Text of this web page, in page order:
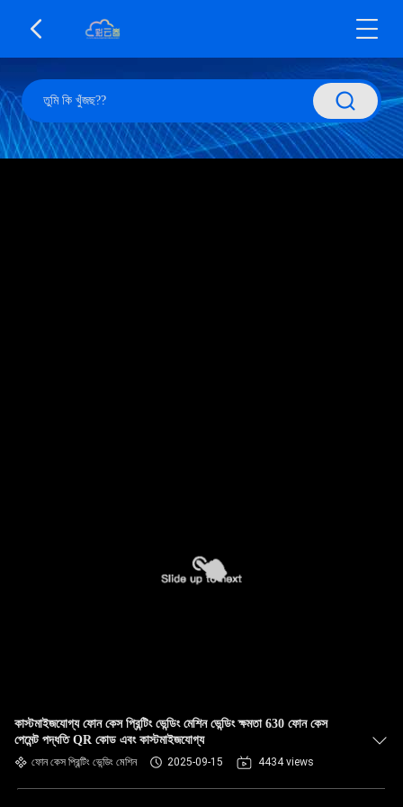
কাস্টমাইজযোগ্য ফোন কেস প্রিন্টিং ভেন্ডিং মেশিন ভেন্ডিং ক্ষমতা 630 ফোন কেস
পেমেন্ট পদ্ধতি QR কোড এবং কাস্টমাইজযোগ্য
ফোন কেস প্রিন্টিং ভেন্ডিং মেশিন 2025-09-15 4434 views